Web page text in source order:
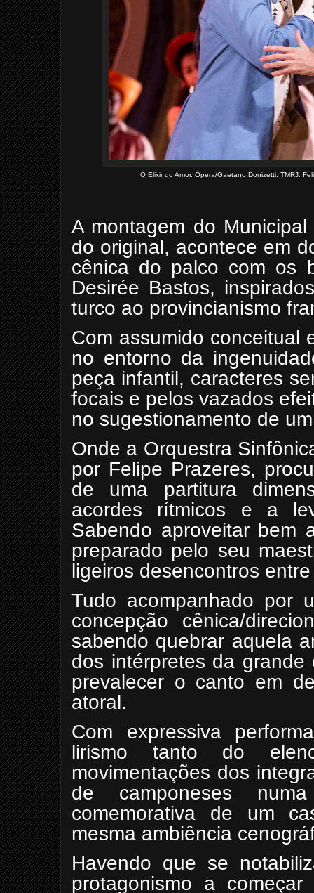
O Elixir do Amor. Ópera/Gaetano Donizetti. TMRJ.
A montagem do
do original, acontece em
cênica do palco com os
Desirée Bastos,
turco ao provincianismo
Com assumido conceitual
no entorno da
peça infantil, caracteres
focais e pelos vazados
no sugestionamento de
Onde a Orquestra
por Felipe Prazeres,
de uma partitura
acordes rítmicos e a
Sabendo aproveitar bem
preparado pelo seu
ligeiros desencontros
Tudo acompanhado por
concepção cênica/
sabendo quebrar aquela
dos intérpretes da
prevalecer o canto em
atoral.
Com expressiva
lirismo tanto do
movimentações dos
de camponeses
comemorativa de um
mesma ambiência
Havendo que se
protagonismo a